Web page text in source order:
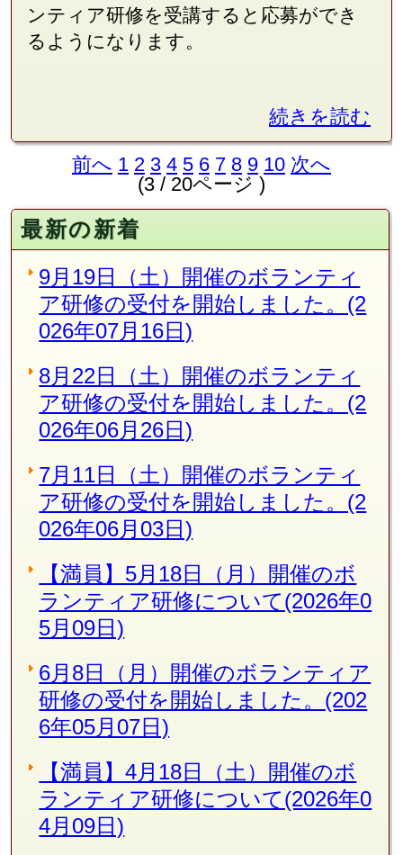
ンティア研修を受講すると応募ができ
るようになります。
続きを読む
前へ 1 2 3 4 5 6 7 8 9 10 次へ
(3 / 20ページ )
最新の新着
9月19日（土）開催のボランティ
ア研修の受付を開始しました。(2
026年07月16日)
8月22日（土）開催のボランティ
ア研修の受付を開始しました。(2
026年06月26日)
7月11日（土）開催のボランティ
ア研修の受付を開始しました。(2
026年06月03日)
【満員】5月18日（月）開催のボ
ランティア研修について(2026年0
5月09日)
6月8日（月）開催のボランティア
研修の受付を開始しました。(202
6年05月07日)
【満員】4月18日（土）開催のボ
ランティア研修について(2026年0
4月09日)